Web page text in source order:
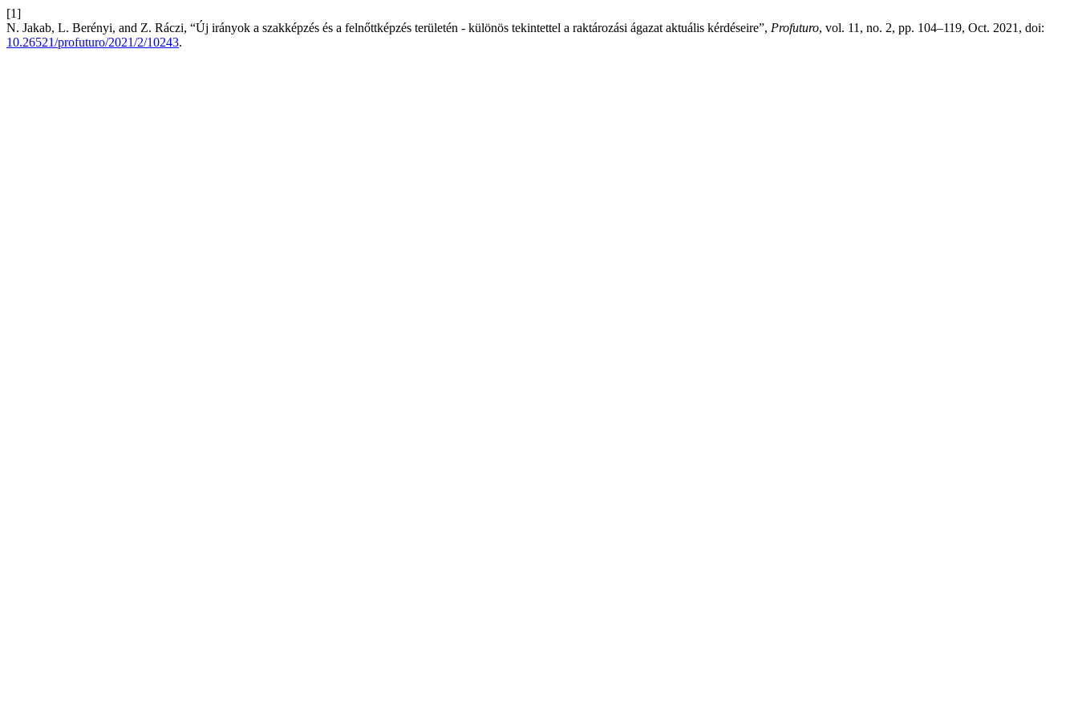
[1]
N. Jakab, L. Berényi, and Z. Ráczi, “Új irányok a szakképzés és a felnőttképzés területén - különös tekintettel a raktározási ágazat aktuális kérdéseire”, Profuturo, vol. 11, no. 2, pp. 104–119, Oct. 2021, doi:
10.26521/profuturo/2021/2/10243.